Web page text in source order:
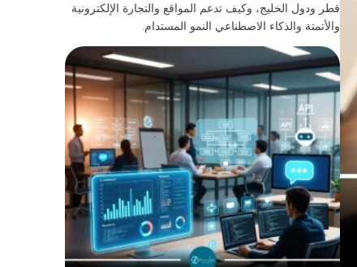
قطر ودول الخليج، وكيف تدعم المواقع والتجارة الإلكترونية
والأتمتة والذكاء الاصطناعي النمو المستدام.